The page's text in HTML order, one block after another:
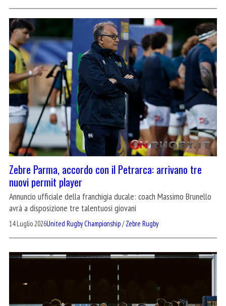
Zebre Parma, accordo con il Petrarca: arrivano tre
nuovi permit player
Annuncio ufficiale della franchigia ducale: coach Massimo Brunello
avrà a disposizione tre talentuosi giovani
14 Luglio 2026United Rugby Championship/Zebre Rugby